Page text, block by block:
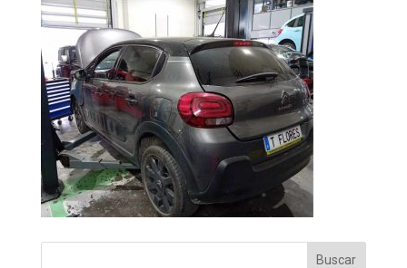
Buscar